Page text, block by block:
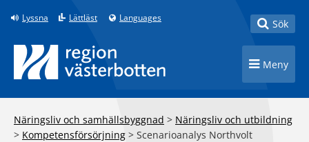
Till innehåll på sidan
Lyssna Lättläst Languages Toggle
Sök
Toggle
Meny
Näringsliv och samhällsbyggnad > Näringsliv och utbildning
> Kompetensförsörjning > Scenarioanalys Northvolt